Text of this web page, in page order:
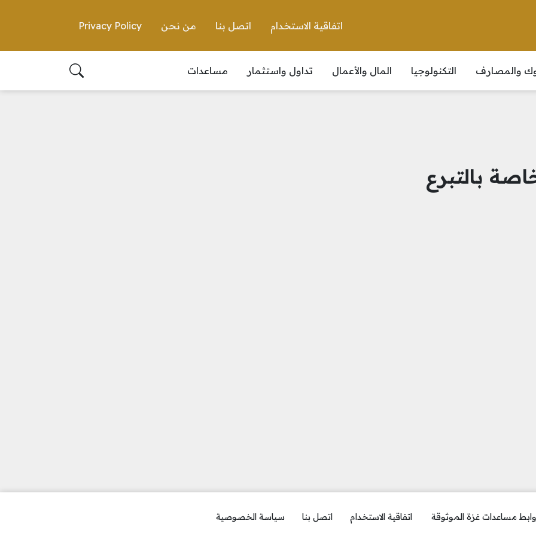
اتفاقية الاستخدام اتصل بنا من نحن Privacy Policy
والمصارف التكنولوجيا المال والأعمال تداول واستثمار مساعدات
بالتبرع
مساعدات غزة الموثوقة اتفاقية الاستخدام اتصل بنا سياسة الخصوصية